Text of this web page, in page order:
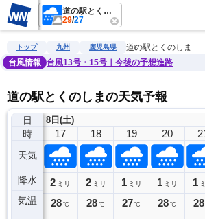
道の駅とくのしま
29/27
雨雲レーダー 台風情報 地震情報 警報・
トップ 九州 鹿児島県
道の駅とくのしま
台風情報
台風13号・15号｜今後の予想進路
道の駅とくのしまの天気予報
日
時
天気
降水
気温
8日(土)
16
0ミリ
28℃
17
2 ミリ
28℃
18
2 ミリ
28℃
19
1 ミリ
27℃
20
1 ミリ
28℃
1
28